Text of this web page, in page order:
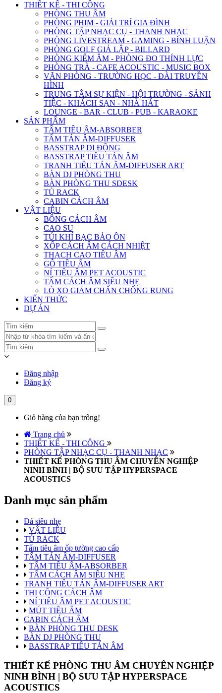
THIẾT KẾ - THI CÔNG
PHÒNG THU ÂM
PHÒNG PHIM - GIẢI TRÍ GIA ĐÌNH
PHÒNG TẬP NHẠC CỤ - THANH NHẠC
PHÒNG LIVESTREAM - GAMING - BÌNH LUẬN
PHÒNG GOLF GIẢ LẬP - BILLARD
PHÒNG KIỂM ÂM - PHÒNG ĐO THÍNH LỰC
PHÒNG TRÀ - CAFE ACOUSTIC - MUSIC BOX
VĂN PHÒNG - TRƯỜNG HỌC - ĐÀI TRUYỀN
HÌNH
TRUNG TÂM SỰ KIỆN - HỘI TRƯỜNG - SẢNH
TIỆC - KHÁCH SẠN - NHÀ HÁT
LOUNGE - BAR - CLUB - PUB - KARAOKE
SẢN PHẨM
TẤM TIÊU ÂM-ABSORBER
TẤM TÁN ÂM-DIFFUSER
BASSTRAP DI ĐỘNG
BASSTRAP TIÊU TÁN ÂM
TRANH TIÊU TÁN ÂM-DIFFUSER ART
BÀN DJ PHÒNG THU
BÀN PHÒNG THU SDESK
TỦ RACK
CABIN CÁCH ÂM
VẬT LIỆU
BÔNG CÁCH ÂM
CAO SU
TÚI KHÍ BẠC BẢO ÔN
XỐP CÁCH ÂM CÁCH NHIỆT
THẠCH CAO TIÊU ÂM
GỖ TIÊU ÂM
NỈ TIÊU ÂM PET ACOUSTIC
TẤM CÁCH ÂM SIÊU NHẸ
LÒ XO GIẢM CHẤN CHỐNG RUNG
KIẾN THỨC
DỰ ÁN
Đăng nhập
Đăng ký
0
Giỏ hàng của bạn trống!
Trang chủ
THIẾT KẾ - THI CÔNG
PHÒNG TẬP NHẠC CỤ - THANH NHẠC
THIẾT KẾ PHÒNG THU ÂM CHUYÊN NGHIỆP
NINH BÌNH | BỘ SƯU TẬP HYPERSPACE
ACOUSTICS
Danh mục sản phẩm
Đá siêu nhẹ
VẬT LIỆU
TỦ RACK
Tấm tiêu âm ốp tường cao cấp
TẤM TÁN ÂM-DIFFUSER
TẤM TIÊU ÂM-ABSORBER
TẤM CÁCH ÂM SIÊU NHẸ
TRANH TIÊU TÁN ÂM-DIFFUSER ART
THI CÔNG CÁCH ÂM
NỈ TIÊU ÂM PET ACOUSTIC
MÚT TIÊU ÂM
CABIN CÁCH ÂM
BÀN PHÒNG THU DESK
BÀN DJ PHÒNG THU
BASSTRAP TIÊU TÁN ÂM
THIẾT KẾ PHÒNG THU ÂM CHUYÊN NGHIỆP
NINH BÌNH | BỘ SƯU TẬP HYPERSPACE
ACOUSTICS